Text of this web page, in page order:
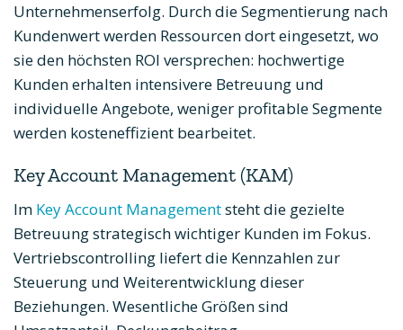
Unternehmenserfolg. Durch die Segmentierung nach
Kundenwert werden Ressourcen dort eingesetzt, wo
sie den höchsten ROI versprechen: hochwertige
Kunden erhalten intensivere Betreuung und
individuelle Angebote, weniger profitable Segmente
werden kosteneffizient bearbeitet.
Key Account Management (KAM)
Im Key Account Managementsteht die gezielte
Betreuung strategisch wichtiger Kunden im Fokus.
Vertriebscontrolling liefert die Kennzahlen zur
Steuerung und Weiterentwicklung dieser
Beziehungen. Wesentliche Größen sind